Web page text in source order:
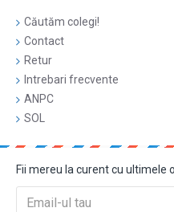
Căutăm colegi!
Contact
Retur
Intrebari frecvente
ANPC
SOL
Fii mereu la curent cu ultimele